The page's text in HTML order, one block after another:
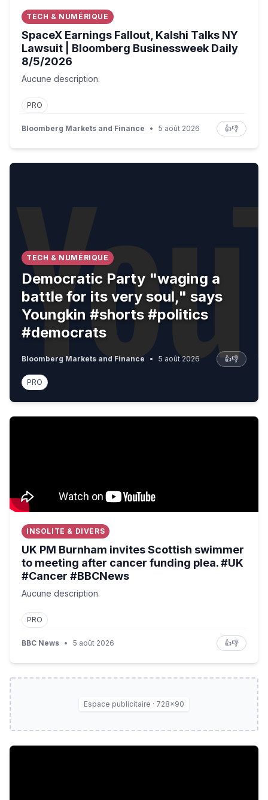
TECH & NUMÉRIQUE
SpaceX Earnings Fallout, Kalshi Talks NY
Lawsuit | Bloomberg Businessweek Daily
8/5/2026
Aucune description.
PRO
Bloomberg Markets and Finance • 5 août 2026 👍👎
Democratic Party "waging a battle for its very soul,"
TECH & NUMÉRIQUE
Democratic Party "waging a
battle for its very soul," says
Youngkin #shorts #politics
#democrats
Bloomberg Markets and Finance • 5 août 2026 👍👎
PRO
UK PM Burnham invites Scottish swimmer to meeting
INSOLITE & DIVERS
UK PM Burnham invites Scottish swimmer
to meeting after cancer funding plea. #UK
#Cancer #BBCNews
Aucune description.
PRO
BBC News • 5 août 2026 👍👎
Espace publicitaire · 728×90
Can Oman Reach a Deal With Iran to Open the Strait?